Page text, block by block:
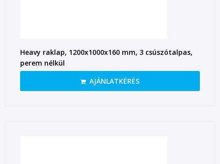
Heavy raklap, 1200x1000x160 mm, 3 csúszótalpas,
perem nélkül
AJÁNLATKÉRÉS